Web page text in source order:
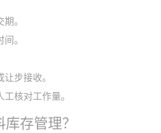
。
。
步接收。
核对工作量。
存管理？